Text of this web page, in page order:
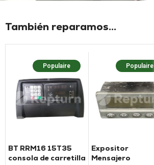
También reparamos...
Populaire
BT RRM16 15T35
consola de carretilla
Populaire
Expositor
Mensajero